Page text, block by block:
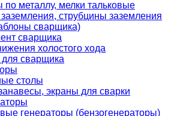
по металлу, мелки тальковые
струбцины заземления
сварщика)
сварщика
холостого хода
для сварщика
столы
экраны для сварки
генераторы (бензогенераторы)